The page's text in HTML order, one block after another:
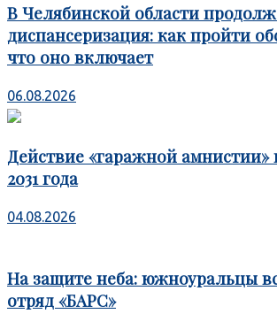
В Челябинской области
диспансеризация: как пройти
что оно включает
06.08.2026
Действие «гаражной амнистии»
2031 года
04.08.2026
На защите неба: южноуральцы
отряд «БАРС»